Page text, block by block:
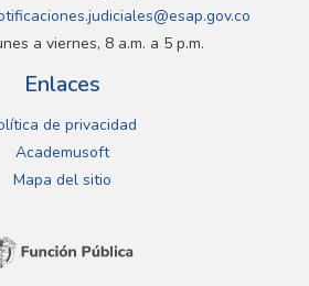
a viernes, 8 a.m. a 5 p.m.
Enlaces
de privacidad
Academusoft
Mapa del sitio